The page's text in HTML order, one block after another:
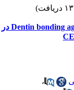
بررسی تاثیر Dentin bonding agent در
،